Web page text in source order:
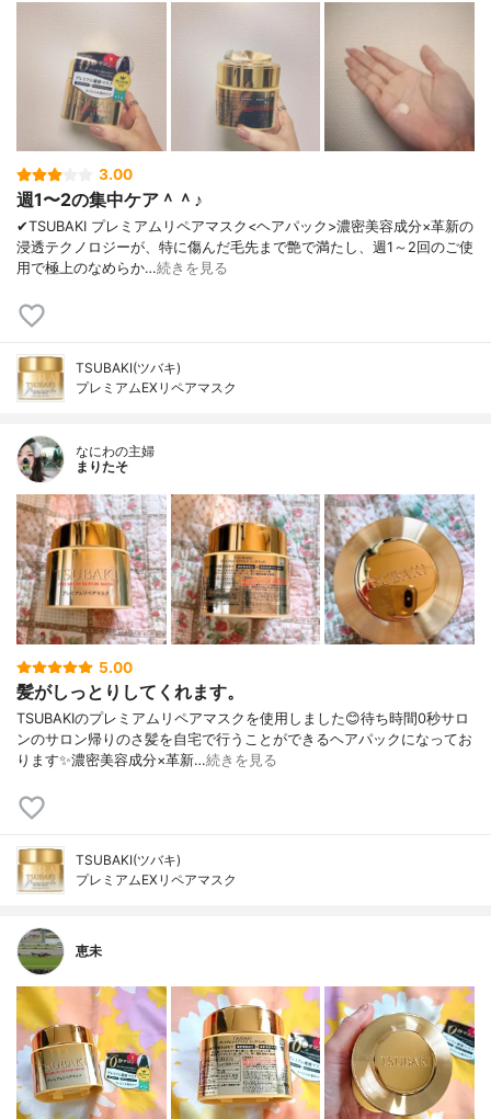
3.00
週1〜2の集中ケア＾＾♪
✔︎TSUBAKI プレミアムリペアマスク<ヘアパック>濃密美容成分×革新の
浸透テクノロジーが、特に傷んだ毛先まで艶で満たし、週1～2回のご使
用で極上のなめらか…続きを見る
TSUBAKI(ツバキ)
プレミアムEXリペアマスク
なにわの主婦
まりたそ
5.00
髪がしっとりしてくれます。
TSUBAKIのプレミアムリペアマスクを使用しました😊待ち時間0秒サロ
ンのサロン帰りのさ髪を自宅で行うことができるヘアパックになってお
ります✨濃密美容成分×革新…続きを見る
TSUBAKI(ツバキ)
プレミアムEXリペアマスク
恵未